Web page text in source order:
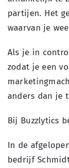
partijen. Het
waarvan je
Als je in
zodat je een
anders dan je
Bij Buzzlytics
In de
bedrijf